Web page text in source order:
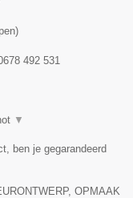
)
492 531
▼
ben je gegarandeerd
OPMAAK